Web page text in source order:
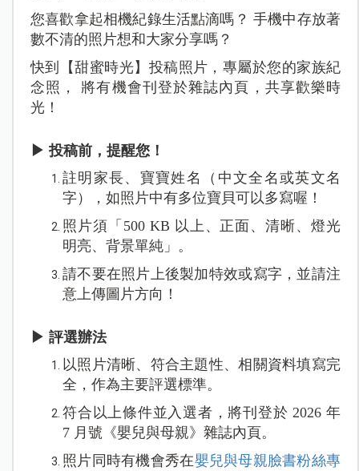
您喜歡拿起相機紀錄生活點滴嗎？ 手機中存放著
數不清的照片想和大家分享嗎？
快到【甜蜜時光】投稿照片，專屬於您的家族紀
念照， 將有機會刊登於雜誌內頁，共享歡樂時
光！
▶ 投稿前，提醒您！
註明家長、寶寶姓名（中文全名或英文名
字），如照片中有多位寶貝可以多寫喔！
照片須「500 KB 以上、正面、清晰、燈光
明亮、背景單純」。
請不要在照片上後製加特效或寫字，並請注
意上傳圖片方向！
▶ 評選辦法
以照片清晰、符合主題性、相關資料填寫完
全，作為主要評選標準。
符合以上條件並入選者，將刊登於 2026 年
7 月號《嬰兒與母親》雜誌內頁。
照片同時有機會秀在嬰兒與母親臉書粉絲專